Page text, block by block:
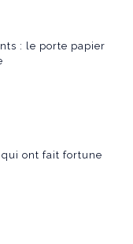
: le porte papier
ont fait fortune